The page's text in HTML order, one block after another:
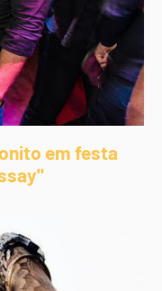
em festa